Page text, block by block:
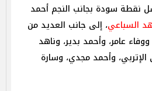
سودة بجانب النجم أحمد
السباعي، إلى جانب العديد من
عامر، وأحمد بدير، وناهد
وأحمد مجدي، وسارة